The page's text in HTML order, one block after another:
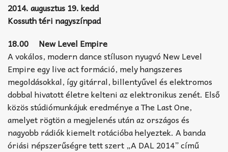
2014. augusztus 19. kedd
Kossuth téri nagyszínpad
18.00 New Level Empire
A vokálos, modern dance stíluson nyugvó New Level
Empire egy live act formáció, mely hangszeres
megoldásokkal, így gitárral, billentyűvel és elektromos
dobbal hivatott életre kelteni az elektronikus zenét. Első
közös stúdiómunkájuk eredménye a The Last One,
amelyet rögtön a megjelenés után az országos és
nagyobb rádiók kiemelt rotációba helyeztek. A banda
óriási népszerűségre tett szert „A DAL 2014” című